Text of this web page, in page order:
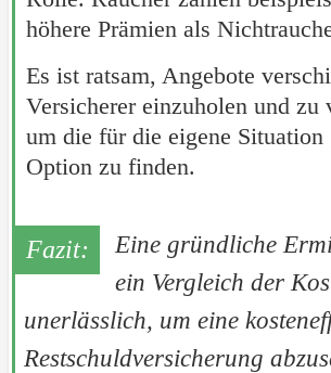
höhere Prämien als
Es ist ratsam, Angebote
Versicherer einzuholen und zu
um die für die eigene Situation
Option zu finden.
Eine gründliche
ein Vergleich der
unerlässlich, um eine
Restschuldversicherung